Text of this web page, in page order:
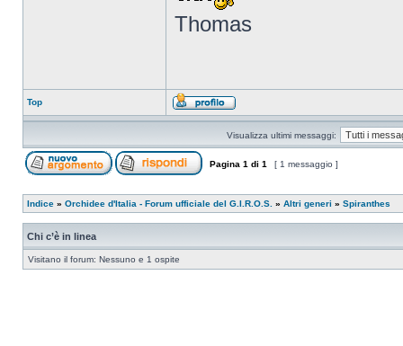
Thomas
Top
Visualizza ultimi messaggi:
Pagina 1 di 1 [ 1 messaggio ]
Indice » Orchidee d'Italia - Forum ufficiale del G.I.R.O.S. » Altri generi » Spiranthes
Chi c’è in linea
Visitano il forum: Nessuno e 1 ospite